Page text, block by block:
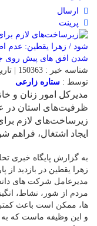
ارسال
پرینت
توسط : ستاره زارعی
مدیرکل امور زنان و
ظرفیت‌های استان در
زیرساخت‌های لازم
ایجاد اشتغال، فراهم
به گزارش پایگاه خبری
زهرا یقطین در بازدید از
مدیرعامل شرکت های
مردم از شور، نشاط،
ها، ممکن است باعث
و این وظیفه ماست که به